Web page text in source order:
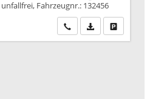
Fahrzeugnr.: 132456
Wir rufen Sie an
PDF-Datei,Drucken,